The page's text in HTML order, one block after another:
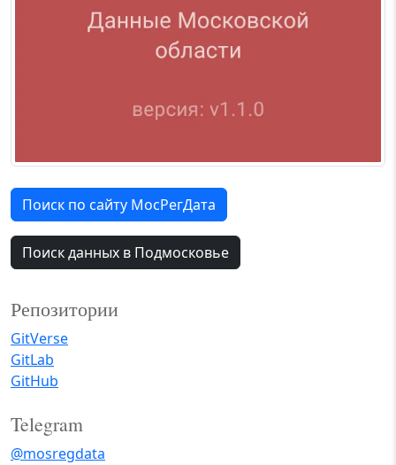
Поиск по сайту МосРегДата
Поиск данных в Подмосковье
Репозитории
GitVerse
GitLab
GitHub
Telegram
@mosregdata